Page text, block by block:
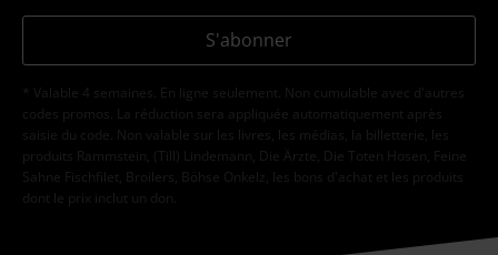
S'abonner
* Valable 4 semaines. En ligne seulement. Non cumulable avec d'autres
codes promos. La réduction sera appliquée automatiquement après
saisie du code. Non valable sur les livres, les médias, la billetterie, les
produits Rammstein, (Till) Lindemann, Die Ärzte, Die Toten Hosen, Feine
Sahne Fischfilet, Broilers, Böhse Onkelz, les bons d'achat et les produits
dont le prix inclut un don.